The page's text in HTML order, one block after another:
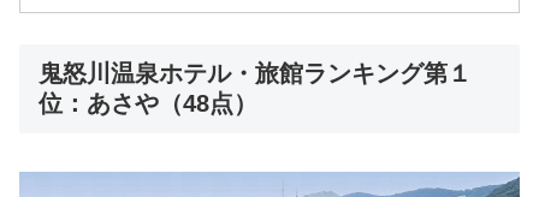
鬼怒川温泉ホテル・旅館ランキング第１
位：あさや（48点）